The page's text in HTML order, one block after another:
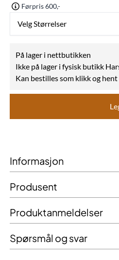
Førpris 600,-
Velg Størrelser
På lager i nettbutikken
Ikke på lager i fysisk butikk
Kan bestilles som klikk og hent
Informasjon
Produsent
Produktanmeldelser
Spørsmål og svar